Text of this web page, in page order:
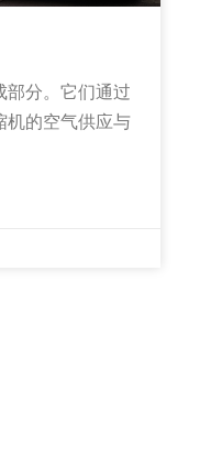
部分。它们通过
机的空气供应与